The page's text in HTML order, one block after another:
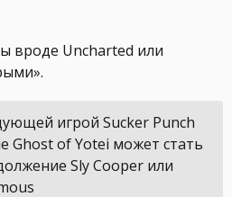
вроде Uncharted или
игрой Sucker Punch
Ghost of Yotei может стать
Sly Cooper или